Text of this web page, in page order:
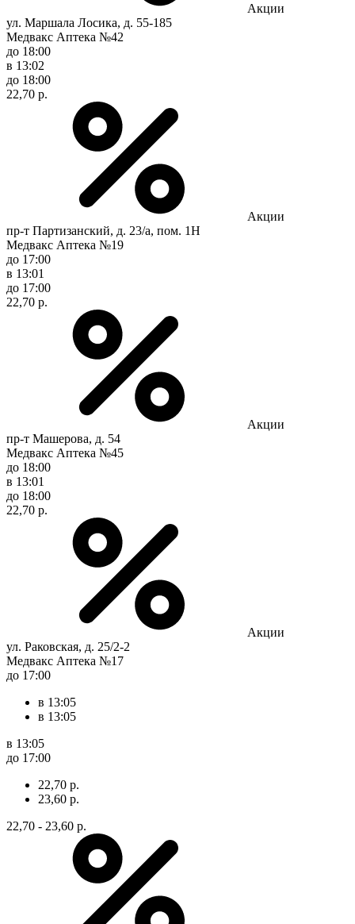
Акции
ул. Маршала Лосика, д. 55-185
Медвакс Аптека №42
до 18:00
в 13:02
до 18:00
22,70 р.
Акции
пр-т Партизанский, д. 23/а, пом. 1Н
Медвакс Аптека №19
до 17:00
в 13:01
до 17:00
22,70 р.
Акции
пр-т Машерова, д. 54
Медвакс Аптека №45
до 18:00
в 13:01
до 18:00
22,70 р.
Акции
ул. Раковская, д. 25/2-2
Медвакс Аптека №17
до 17:00
в 13:05
в 13:05
в 13:05
до 17:00
22,70 р.
23,60 р.
22,70 - 23,60 р.